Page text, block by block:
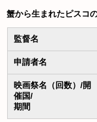
蟹から生まれたピスコ
監督名
申請者名
映画祭名（回数）/開
催国/
期間